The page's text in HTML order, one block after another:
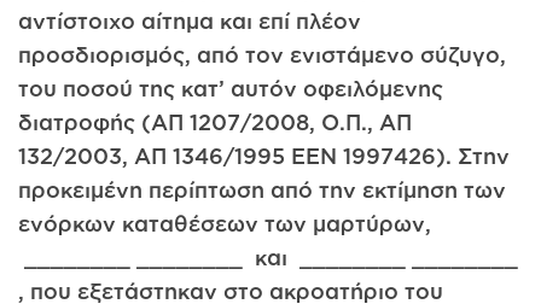
αντίστοιχο αίτημα και επί πλέον
προσδιορισμός, από τον ενιστάμενο σύζυγο,
του ποσού της κατ’ αυτόν οφειλόμενης
διατροφής (ΑΠ 1207/2008, Ο.Π., ΑΠ
132/2003, ΑΠ 1346/1995 ΕΕΝ 1997­426). Στην
προκειμένη περίπτωση από την εκτίμηση των
ενόρκων καταθέσεων των μαρτύρων,
________ ________ και ________ ________
, που εξετάστηκαν στο ακροατήριο του